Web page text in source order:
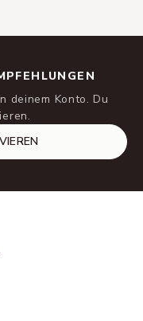
deinem Konto. Du